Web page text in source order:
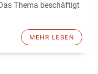
Thema beschäftigt
MEHR LESEN